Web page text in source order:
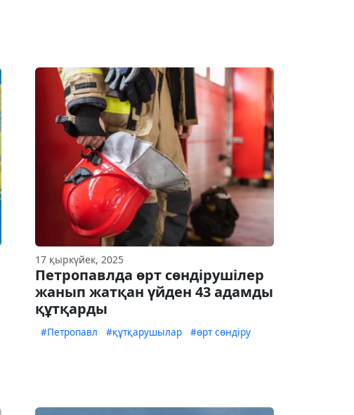
17 қыркүйек, 2025
Петропавлда өрт сөндірушілер
жанып жатқан үйден 43 адамды
құтқарды
#Петропавл #құтқарушылар #өрт сөндіру